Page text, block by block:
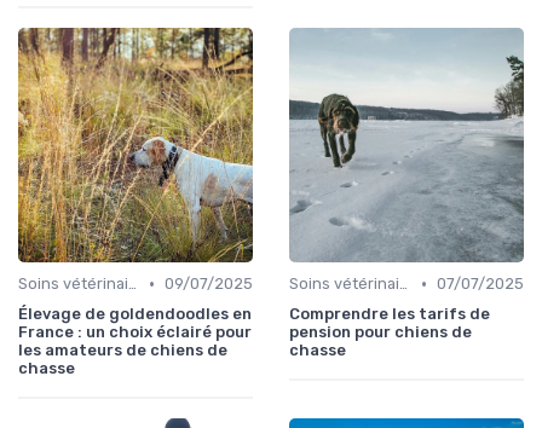
Soins vétérinaires pour chiens de chasse • 09/07/2025
Élevage de goldendoodles en
France : un choix éclairé pour
les amateurs de chiens de
chasse
Soins vétérinaires pour chiens de chasse • 07/07/2025
Comprendre les tarifs de
pension pour chiens de
chasse